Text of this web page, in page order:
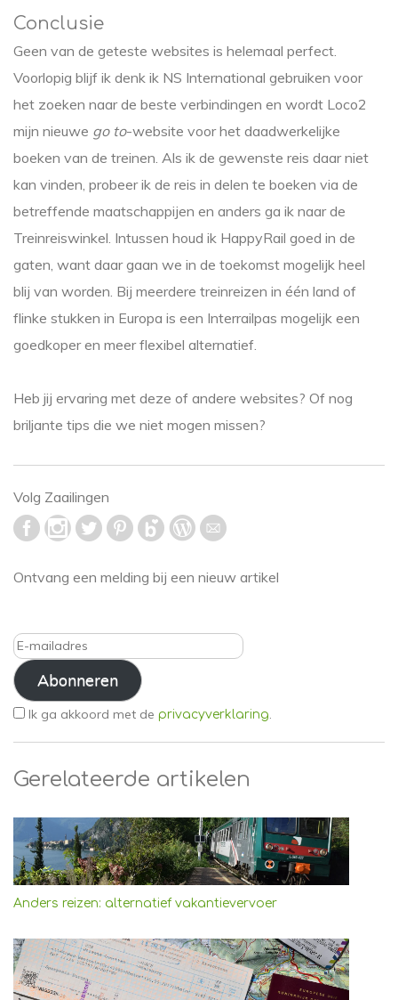
Conclusie
Geen van de geteste websites is helemaal perfect.
Voorlopig blijf ik denk ik NS International gebruiken voor
het zoeken naar de beste verbindingen en wordt Loco2
mijn nieuwe go to-website voor het daadwerkelijke
boeken van de treinen. Als ik de gewenste reis daar niet
kan vinden, probeer ik de reis in delen te boeken via de
betreffende maatschappijen en anders ga ik naar de
Treinreiswinkel. Intussen houd ik HappyRail goed in de
gaten, want daar gaan we in de toekomst mogelijk heel
blij van worden. Bij meerdere treinreizen in één land of
flinke stukken in Europa is een Interrailpas mogelijk een
goedkoper en meer flexibel alternatief.
Heb jij ervaring met deze of andere websites? Of nog
briljante tips die we niet mogen missen?
Volg Zaailingen
Ontvang een melding bij een nieuw artikel
E-
mailadresAbonneren
Ik ga akkoord met de privacyverklaring.
Gerelateerde artikelen
Anders reizen: alternatief vakantievervoer